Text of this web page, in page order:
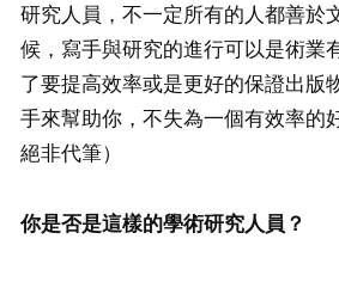
研究人員，不一定所有的人都善於
候，寫手與研究的進行可以是術業
了要提高效率或是更好的保證出版
手來幫助你，不失為一個有效率的
絕非代筆）
你是否是這樣的學術研究人員？